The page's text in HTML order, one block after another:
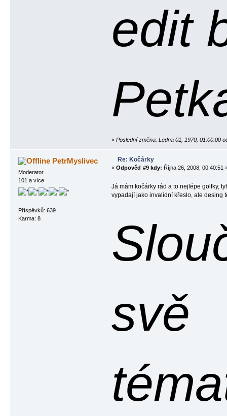
edit
« Poslední změna: Ledna 01, 1970, 01:00:00
PetrMyslivec
Moderator
101 a více
Příspěvků: 639
Karma: 8
Re: Kočárky
« Odpověď #9 kdy: Října 26, 2008, 00:40:51
Já mám kočárky rád a to nejlépe golfky,
vypadají jako invalidní křeslo, ale desing
svě